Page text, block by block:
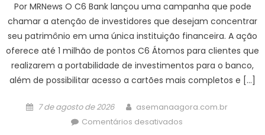
do
primeiro
imóvel
–
CGNotícias
Por MRNews O C6 Bank lançou uma campanha que pode
chamar a atenção de investidores que desejam concentrar
seu patrimônio em uma única instituição financeira. A ação
oferece até 1 milhão de pontos C6 Átomos para clientes que
realizarem a portabilidade de investimentos para o banco,
além de possibilitar acesso a cartões mais completos e […]
Posted
7 de agosto de 2026 Author
asemanaagora.com.br
Comentários desativadosem